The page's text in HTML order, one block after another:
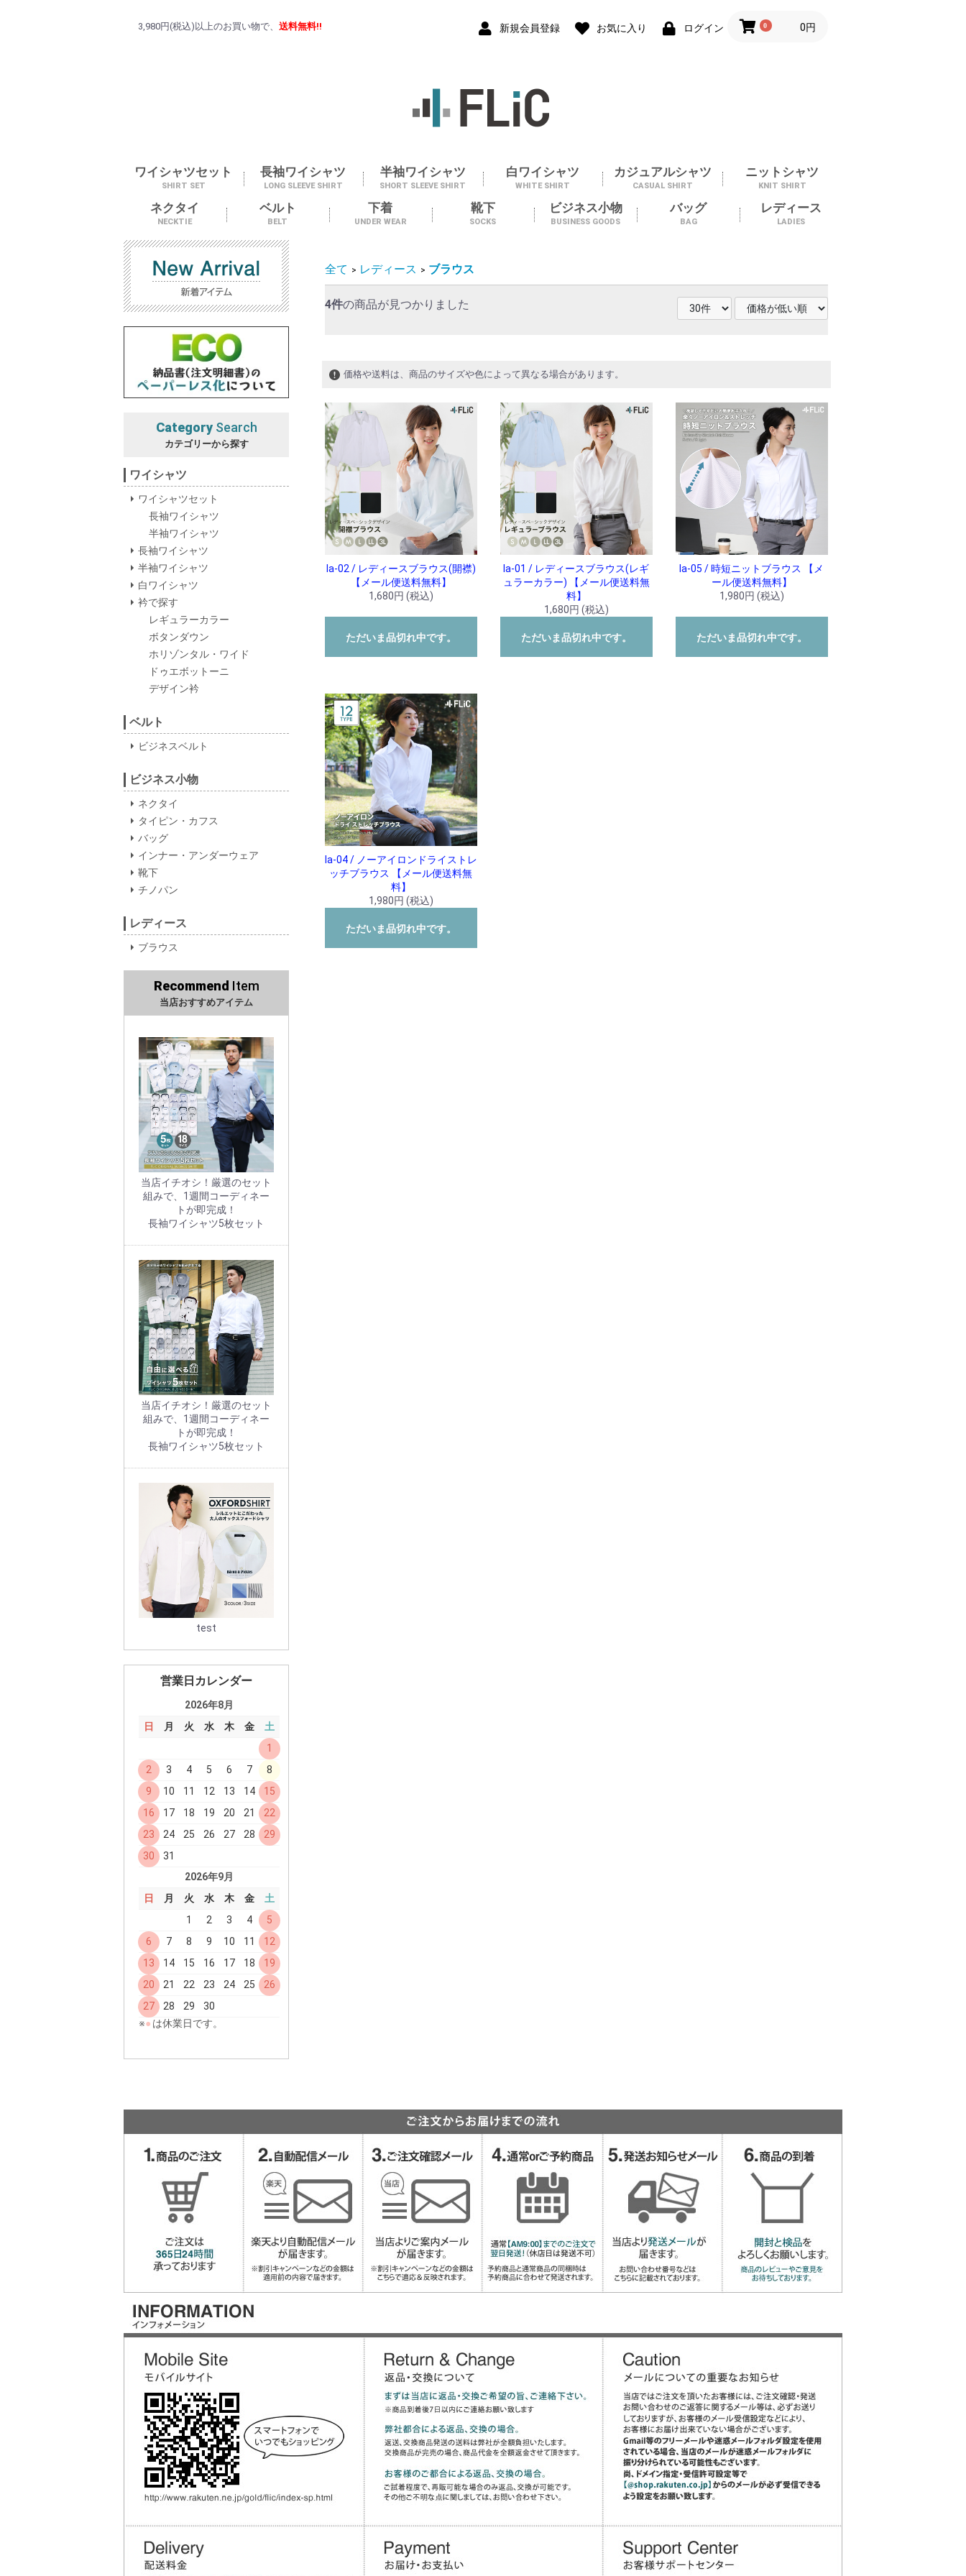
3,980円(税込)以上のお買い物で、 送料無料!! 新規会員登録 お気に入り ログイン 0 0円
ワイシャツセット
SHIRT SET
長袖ワイシャツ
LONG SLEEVE SHIRT
半袖ワイシャツ
SHORT SLEEVE SHIRT
白ワイシャツ
WHITE SHIRT
カジュアルシャツ
CASUAL SHIRT
ニットシャツ
KNIT SHIRT
ネクタイ
NECKTIE
ベルト
BELT
下着
UNDER WEAR
靴下
SOCKS
ビジネス小物
BUSINESS GOODS
バッグ
BAG
レディース
LADIES
Category Search
カテゴリーから探す
ワイシャツ
ワイシャツセット
長袖ワイシャツ
半袖ワイシャツ
長袖ワイシャツ
半袖ワイシャツ
白ワイシャツ
衿で探す
レギュラーカラー
ボタンダウン
ホリゾンタル・ワイド
ドゥエボットーニ
デザイン衿
ベルト
ビジネスベルト
ビジネス小物
ネクタイ
タイピン・カフス
バッグ
インナー・アンダーウェア
靴下
チノパン
レディース
ブラウス
Recommend Item
当店おすすめアイテム
当店イチオシ！厳選のセット
組みで、1週間コーディネー
トが即完成！
長袖ワイシャツ5枚セット
当店イチオシ！厳選のセット
組みで、1週間コーディネー
トが即完成！
長袖ワイシャツ5枚セット
test
営業日カレンダー
2026年8月
日
月 火 水 木 金
土
1
2
3 4 5 6 7
8
9
10 11 12 13 14
15
16
17 18 19 20 21
22
23
24 25 26 27 28
29
30
31
2026年9月
日
月 火 水 木 金
土
1
2 3 4
5
6
7 8 9 10 11
12
13
14 15 16 17 18
19
20
21 22 23 24 25
26
27
28 29
30
※● は休業日です。
全て > レディース > ブラウス
4件の商品が見つかりました
価格や送料は、商品のサイズや色によって異なる場合があります。
la-02 / レディースブラウス(開襟)
【メール便送料無料】
1,680円 (税込)
ただいま品切れ中です。
la-01 / レディースブラウス(レギ
ュラーカラー) 【メール便送料無
料】
1,680円 (税込)
ただいま品切れ中です。
la-05 / 時短ニットブラウス 【メ
ール便送料無料】
1,980円 (税込)
ただいま品切れ中です。
la-04 / ノーアイロンドライストレ
ッチブラウス 【メール便送料無
料】
1,980円 (税込)
ただいま品切れ中です。